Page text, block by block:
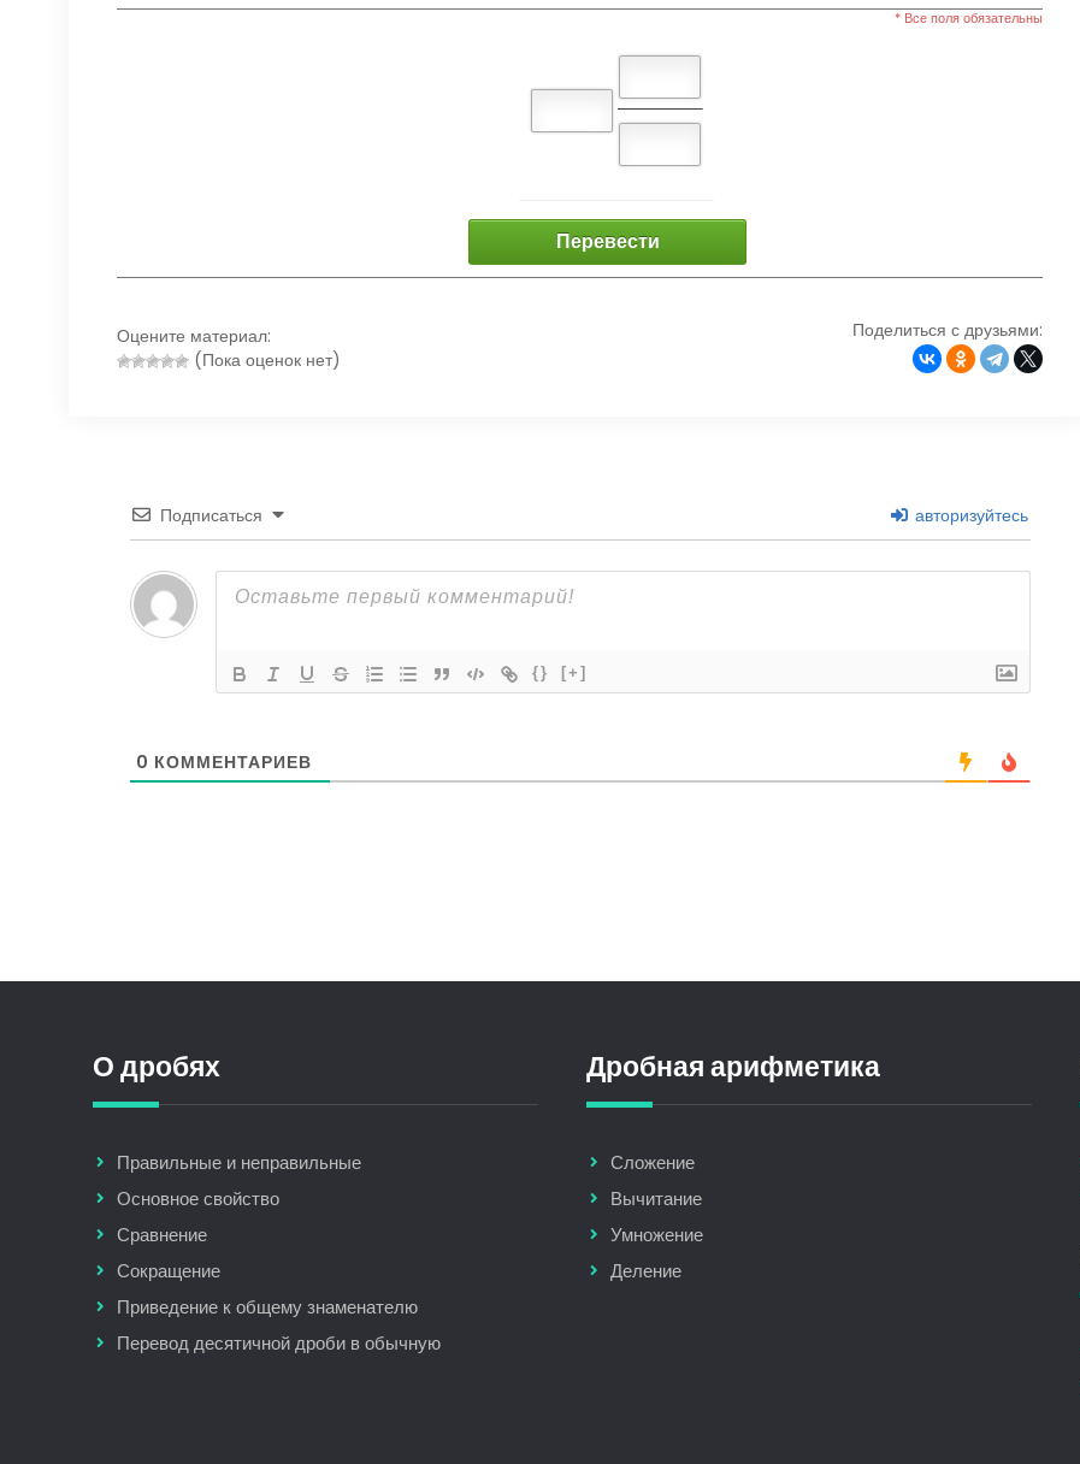
* Все поля обязательны
Перевести
Оцените материал:
(Пока оценок нет)
Поделиться с друзьями:
Подписаться авторизуйтесь
{} [+]
0 КОММЕНТАРИЕВ
О дробях
Правильные и неправильные
Основное свойство
Сравнение
Сокращение
Приведение к общему знаменателю
Перевод десятичной дроби в обычную
Дробная арифметика
Сложение
Вычитание
Умножение
Деление